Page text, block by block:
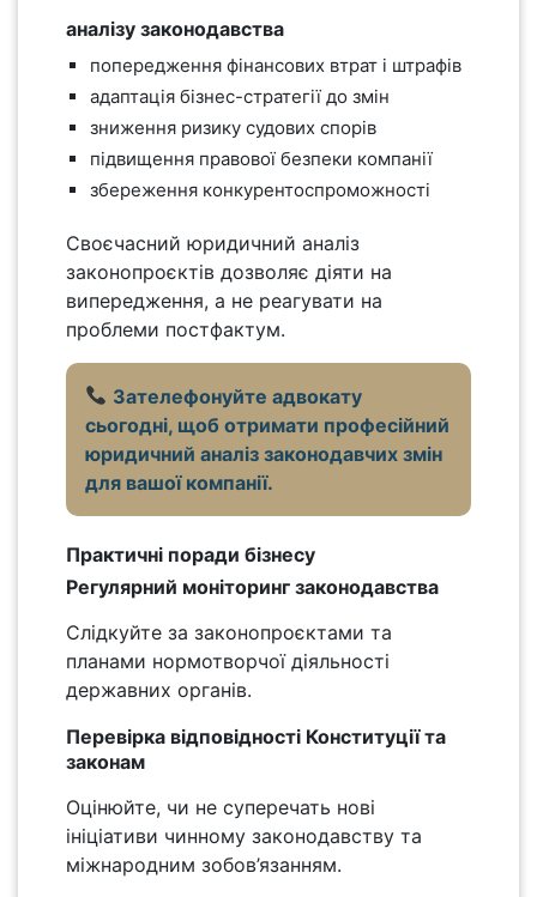
аналізу законодавства
попередження фінансових втрат і штрафів
адаптація бізнес-стратегії до змін
зниження ризику судових спорів
підвищення правової безпеки компанії
збереження конкурентоспроможності
Своєчасний юридичний аналіз
законопроєктів дозволяє діяти на
випередження, а не реагувати на
проблеми постфактум.
Зателефонуйте адвокату
сьогодні, щоб отримати професійний
юридичний аналіз законодавчих змін
для вашої компанії.
Практичні поради бізнесу
Регулярний моніторинг законодавства
Слідкуйте за законопроєктами та
планами нормотворчої діяльності
державних органів.
Перевірка відповідності Конституції та
законам
Оцінюйте, чи не суперечать нові
ініціативи чинному законодавству та
міжнародним зобов’язанням.